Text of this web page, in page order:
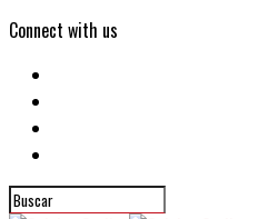
Connect with us